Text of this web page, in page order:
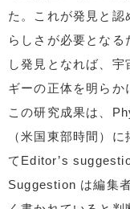
た。これが発見と
らしさが必要となる
し発見となれば、
ギーの正体を明らか
この研究成果は、
（米国東部時間）
てEditor’s
Suggestion は編集